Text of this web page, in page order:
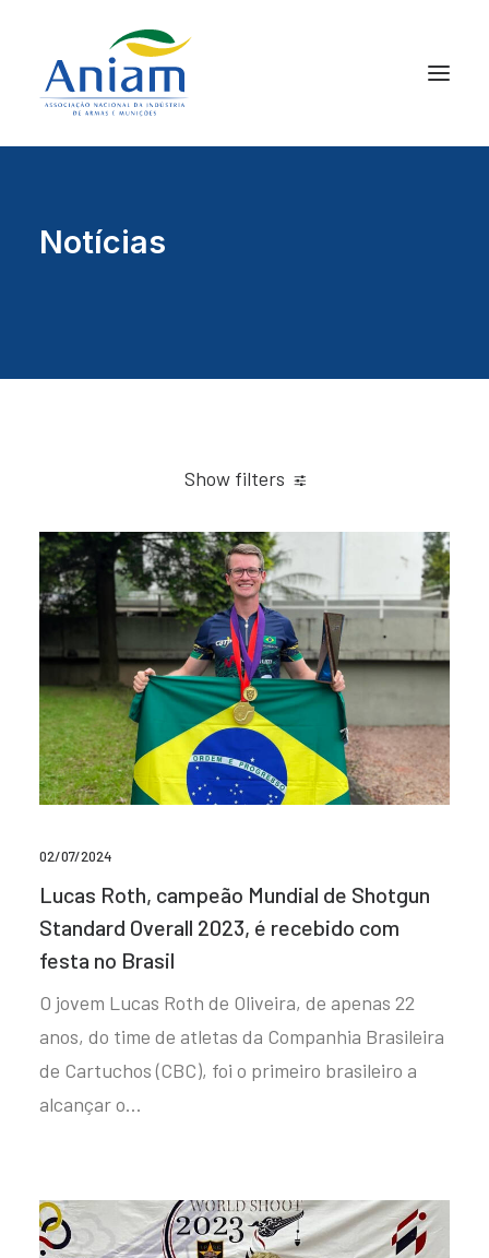
Notícias
Show filters
02/07/2024
Lucas Roth, campeão Mundial de Shotgun
Standard Overall 2023, é recebido com
festa no Brasil
O jovem Lucas Roth de Oliveira, de apenas 22
anos, do time de atletas da Companhia Brasileira
de Cartuchos (CBC), foi o primeiro brasileiro a
alcançar o…